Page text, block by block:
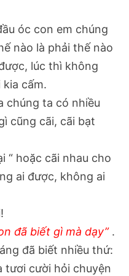
óc con em chúng
nào là phải thế nào
lúc thì không
cấm.
chúng ta có nhiều
cũng cãi, cãi bạt
“ hoặc cãi nhau cho
ai được, không ai
đã biết gì mà dạy”.
đã biết nhiều thứ:
tươi cười hỏi chuyện